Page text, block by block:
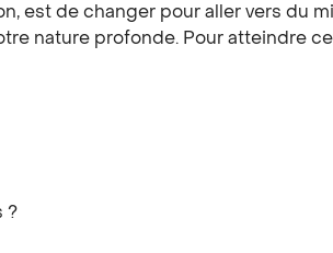
est de changer pour aller vers du
nature profonde. Pour atteindre
?